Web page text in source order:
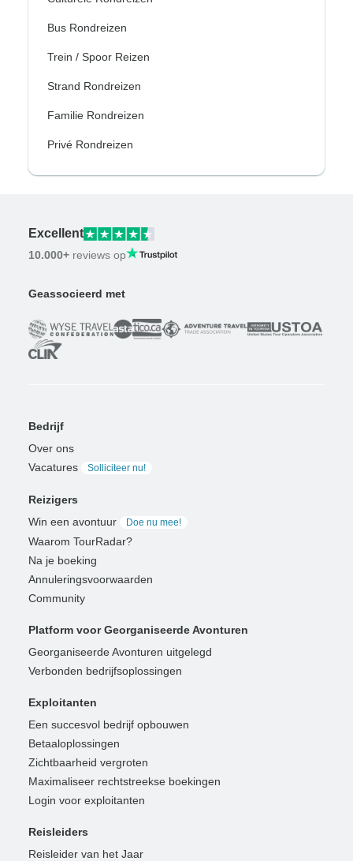
Bus Rondreizen
Trein / Spoor Reizen
Strand Rondreizen
Familie Rondreizen
Privé Rondreizen
Excellent
10.000+ reviews op
Geassocieerd met
Bedrijf
Over ons
Vacatures
Solliciteer nu!
Reizigers
Win een avontuur
Doe nu mee!
Waarom TourRadar?
Na je boeking
Annuleringsvoorwaarden
Community
Platform voor Georganiseerde Avonturen
Georganiseerde Avonturen uitgelegd
Verbonden bedrijfsoplossingen
Exploitanten
Een succesvol bedrijf opbouwen
Betaaloplossingen
Zichtbaarheid vergroten
Maximaliseer rechtstreekse boekingen
Login voor exploitanten
Reisleiders
Reisleider van het Jaar